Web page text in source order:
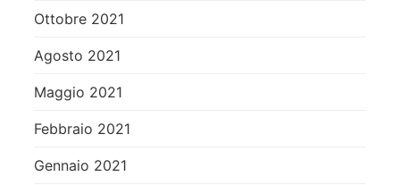
Ottobre 2021
Agosto 2021
Maggio 2021
Febbraio 2021
Gennaio 2021